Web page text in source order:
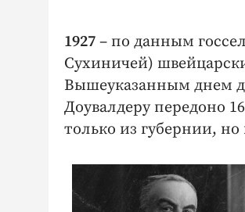
1927 – по данным
Сухиничей)
Вышеуказанным днем
Доувалдеру передоно
только из губернии,